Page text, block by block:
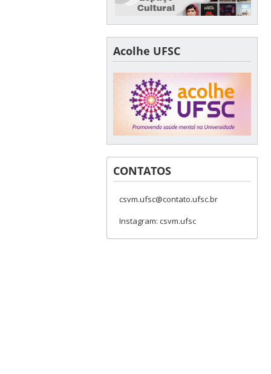
Acolhe UFSC
CONTATOS
csvm.ufsc@contato.ufsc.br
Instagram: csvm.ufsc